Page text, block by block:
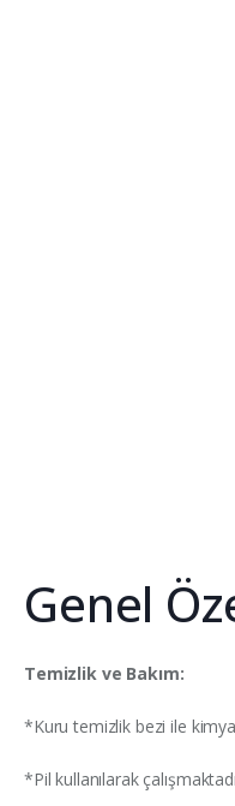
Genel
Temizlik ve Bakım:
*Kuru temizlik bezi ile
*Pil kullanılarak